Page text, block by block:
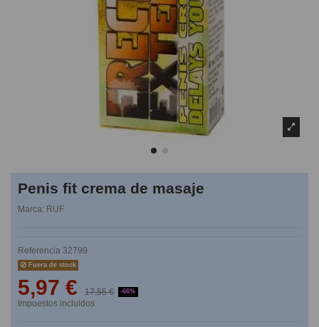
Penis fit crema de masaje
Marca: RUF
Referencia 32799
Fuera de stock
5,97 € 17,55 € -66%
Impuestos incluidos